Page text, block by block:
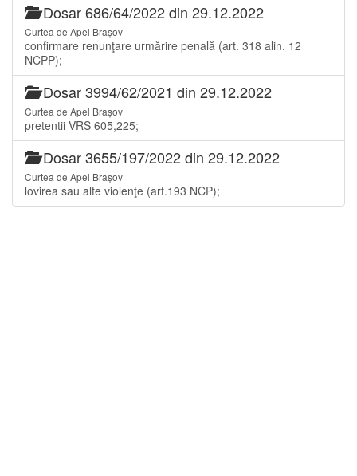
Dosar 686/64/2022 din 29.12.2022
Curtea de Apel Brașov
confirmare renunţare urmărire penală (art. 318 alin. 12
NCPP);
Dosar 3994/62/2021 din 29.12.2022
Curtea de Apel Brașov
pretentii VRS 605,225;
Dosar 3655/197/2022 din 29.12.2022
Curtea de Apel Brașov
lovirea sau alte violenţe (art.193 NCP);